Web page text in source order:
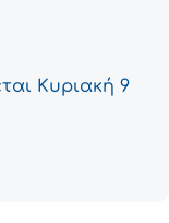
Κυριακή 9